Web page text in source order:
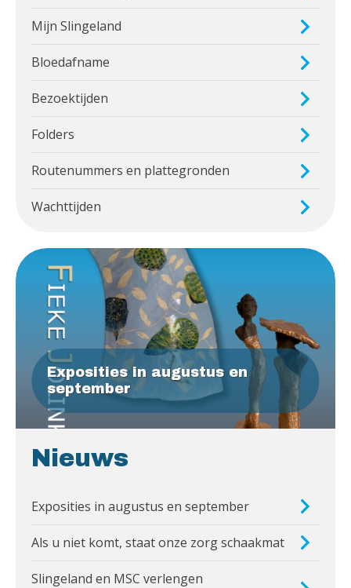
Mijn Slingeland
Bloedafname
Bezoektijden
Folders
Routenummers en plattegronden
Wachttijden
Exposities in augustus en
september
Nieuws
Exposities in augustus en september
Als u niet komt, staat onze zorg schaakmat
Slingeland en MSC verlengen